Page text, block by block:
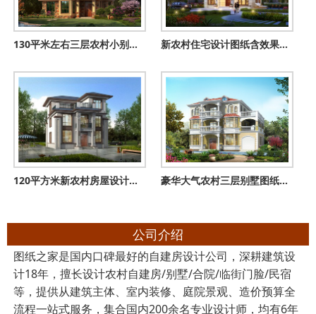
130平米左右三层农村小别墅，经典永不过时三层小洋楼 新农村住宅设计图纸含效果图，方方正正的别墅方案
120平方米新农村房屋设计图纸，新中式效果图，3层住宅设计方案 豪华大气农村三层别墅图纸，带车库、露台，占地200平方米左右
公司介绍
图纸之家是国内口碑最好的自建房设计公司，深耕建筑设
计18年，擅长设计农村自建房/别墅/合院/临街门脸/民宿
等，提供从建筑主体、室内装修、庭院景观、造价预算全
流程一站式服务，集合国内200余名专业设计师，均有6年